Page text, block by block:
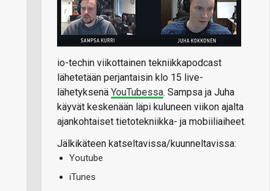
io-techin viikottainen tekniikkapodcast
lähetetään perjantaisin klo 15 live-
lähetyksenä YouTubessa. Sampsa ja Juha
käyvät keskenään läpi kuluneen viikon ajalta
ajankohtaiset tietotekniikka- ja mobiiliaiheet.
Jälkikäteen katseltavissa/kuunneltavissa:
Youtube
iTunes